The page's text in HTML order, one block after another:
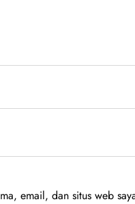
email, dan situs web